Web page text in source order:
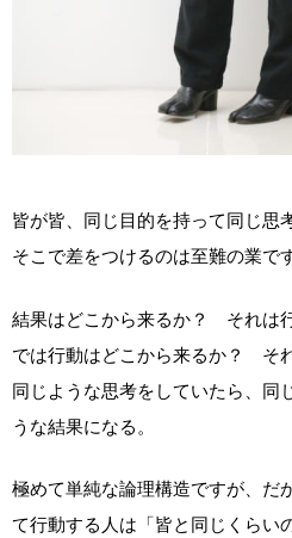
皆が皆、同じ目的を持って同じ思
そこで差をつけるのは至難の業です
結果はどこから来るか？ それは
では行動はどこから来るか？ そ
同じような思考をしていたら、同
うな結果になる。
極めて単純な論理構造ですが、だ
て行動する人は「皆と同じくらい